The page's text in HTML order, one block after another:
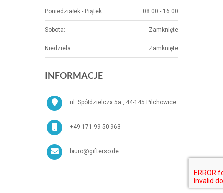
Poniedziałek - Piątek: 08.00 - 16.00
Sobota: Zamknięte
Niedziela: Zamknięte
INFORMACJE
ul. Spółdzielcza 5a , 44-145 Pilchowice
+49 171 99 50 963
biuro@gifterso.de